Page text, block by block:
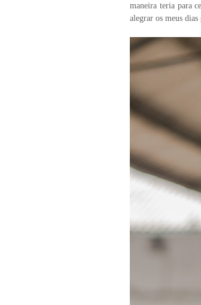
maneira teria para
alegrar os meus dias